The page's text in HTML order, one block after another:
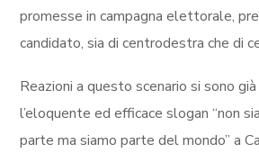
promesse in campagna elettorale,
candidato, sia di centrodestra che di
Reazioni a questo scenario si sono
l’eloquente ed efficace slogan “non
parte ma siamo parte del mondo” a